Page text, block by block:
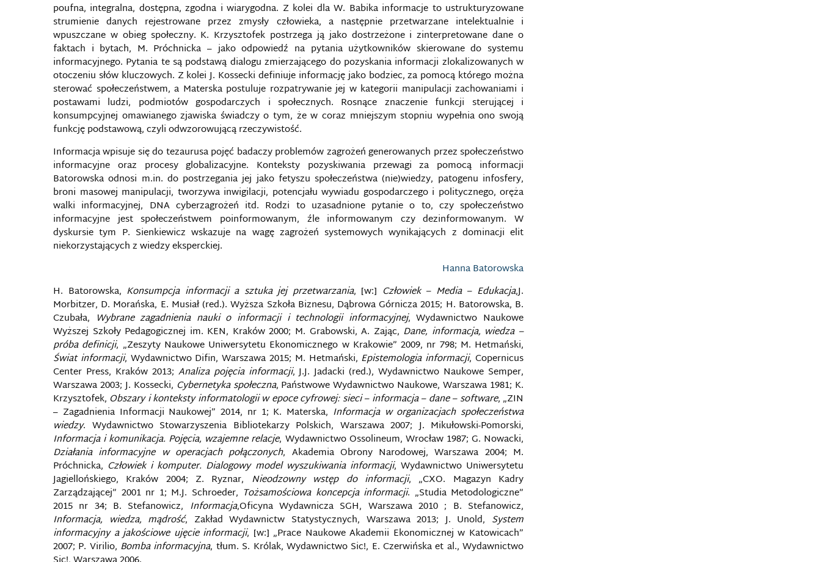
poufna, integralna, dostępna, zgodna i wiarygodna. Z kolei dla W. Babika informacje to ustrukturyzowane
strumienie danych rejestrowane przez zmysły człowieka, a następnie przetwarzane intelektualnie i
wpuszczane w obieg społeczny. K. Krzysztofek postrzega ją jako dostrzeżone i zinterpretowane dane o
faktach i bytach, M. Próchnicka – jako odpowiedź na pytania użytkowników skierowane do systemu
informacyjnego. Pytania te są podstawą dialogu zmierzającego do pozyskania informacji zlokalizowanych w
otoczeniu słów kluczowych. Z kolei J. Kossecki definiuje informację jako bodziec, za pomocą którego można
sterować społeczeństwem, a Materska postuluje rozpatrywanie jej w kategorii manipulacji zachowaniami i
postawami ludzi, podmiotów gospodarczych i społecznych. Rosnące znaczenie funkcji sterującej i
konsumpcyjnej omawianego zjawiska świadczy o tym, że w coraz mniejszym stopniu wypełnia ono swoją
funkcję podstawową, czyli odwzorowującą rzeczywistość.
Informacja wpisuje się do tezaurusa pojęć badaczy problemów zagrożeń generowanych przez społeczeństwo
informacyjne oraz procesy globalizacyjne. Konteksty pozyskiwania przewagi za pomocą informacji
Batorowska odnosi m.in. do postrzegania jej jako fetyszu społeczeństwa (nie)wiedzy, patogenu infosfery,
broni masowej manipulacji, tworzywa inwigilacji, potencjału wywiadu gospodarczego i politycznego, oręża
walki informacyjnej, DNA cyberzagrożeń itd. Rodzi to uzasadnione pytanie o to, czy społeczeństwo
informacyjne jest społeczeństwem poinformowanym, źle informowanym czy dezinformowanym. W
dyskursie tym P. Sienkiewicz wskazuje na wagę zagrożeń systemowych wynikających z dominacji elit
niekorzystających z wiedzy eksperckiej.
Hanna Batorowska
H. Batorowska, Konsumpcja informacji a sztuka jej przetwarzania, [w:] Człowiek – Media – Edukacja,J.
Morbitzer, D. Morańska, E. Musiał (red.). Wyższa Szkoła Biznesu, Dąbrowa Górnicza 2015; H. Batorowska, B.
Czubała, Wybrane zagadnienia nauki o informacji i technologii informacyjnej, Wydawnictwo Naukowe
Wyższej Szkoły Pedagogicznej im. KEN, Kraków 2000; M. Grabowski, A. Zając, Dane, informacja, wiedza –
próba definicji, „Zeszyty Naukowe Uniwersytetu Ekonomicznego w Krakowie” 2009, nr 798; M. Hetmański,
Świat informacji, Wydawnictwo Difin, Warszawa 2015; M. Hetmański, Epistemologia informacji, Copernicus
Center Press, Kraków 2013; Analiza pojęcia informacji, J.J. Jadacki (red.), Wydawnictwo Naukowe Semper,
Warszawa 2003; J. Kossecki, Cybernetyka społeczna, Państwowe Wydawnictwo Naukowe, Warszawa 1981; K.
Krzysztofek, Obszary i konteksty informatologii w epoce cyfrowej: sieci – informacja – dane – software, „ZIN
– Zagadnienia Informacji Naukowej” 2014, nr 1; K. Materska, Informacja w organizacjach społeczeństwa
wiedzy. Wydawnictwo Stowarzyszenia Bibliotekarzy Polskich, Warszawa 2007; J. Mikułowski-Pomorski,
Informacja i komunikacja. Pojęcia, wzajemne relacje, Wydawnictwo Ossolineum, Wrocław 1987; G. Nowacki,
Działania informacyjne w operacjach połączonych, Akademia Obrony Narodowej, Warszawa 2004; M.
Próchnicka, Człowiek i komputer. Dialogowy model wyszukiwania informacji, Wydawnictwo Uniwersytetu
Jagiellońskiego, Kraków 2004; Z. Ryznar, Nieodzowny wstęp do informacji, „CXO. Magazyn Kadry
Zarządzającej” 2001 nr 1; M.J. Schroeder, Tożsamościowa koncepcja informacji. „Studia Metodologiczne”
2015 nr 34; B. Stefanowicz, Informacja,Oficyna Wydawnicza SGH, Warszawa 2010 ; B. Stefanowicz,
Informacja, wiedza, mądrość, Zakład Wydawnictw Statystycznych, Warszawa 2013; J. Unold, System
informacyjny a jakościowe ujęcie informacji, [w:] „Prace Naukowe Akademii Ekonomicznej w Katowicach”
2007; P. Virilio, Bomba informacyjna, tłum. S. Królak, Wydawnictwo Sic!, E. Czerwińska et al., Wydawnictwo